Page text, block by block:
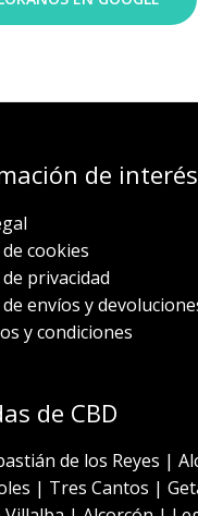
de interés
cookies
privacidad
envíos y
y condiciones
de CBD
de los Reyes |
| Tres Cantos |